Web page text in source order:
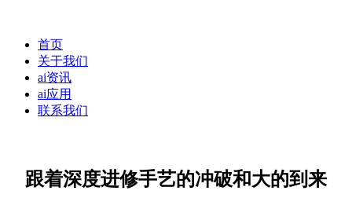
首页
关于我们
ai资讯
ai应用
联系我们
跟着深度进修手艺的冲破和大的到来